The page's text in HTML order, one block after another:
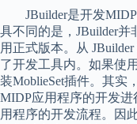
JBuilder是开发MIDP
具不同的是，JBuilder
用正式版本。从
了开发工具内。如果使
装MoblieSet插件。其实
MIDP应用程序的开发
用程序的开发流程。因